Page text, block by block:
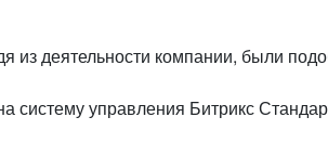
из деятельности компании, были
управления Битрикс